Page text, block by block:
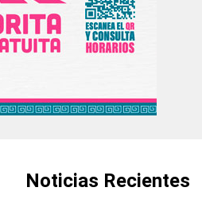
Noticias Recientes